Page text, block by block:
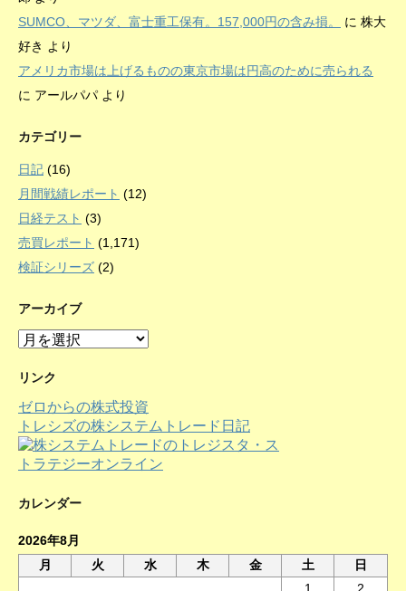
SUMCO、マツダ、富士重工保有。157,000円の含み損。
に 株大
好き より
アメリカ市場は上げるものの東京市場は円高のために売られる
に アールパパ より
カテゴリー
日記 (16)
月間戦績レポート (12)
日経テスト (3)
売買レポート (1,171)
検証シリーズ (2)
アーカイブ
ア
カ
ブ
リンク
ゼロからの株式投資
トレシズの株システムトレード日記
カレンダー
2026年8月
月
火 水 木 金 土
日